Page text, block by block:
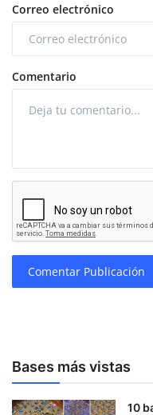
Correo electrónico
Comentario
Comentar Publicación
Bases más vistas
10